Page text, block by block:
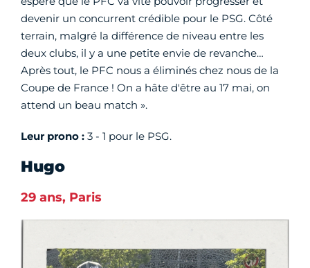
devenir un concurrent crédible pour le PSG. Côté
terrain, malgré la différence de niveau entre les
deux clubs, il y a une petite envie de revanche…
Après tout, le PFC nous a éliminés chez nous de la
Coupe de France ! On a hâte d'être au 17 mai, on
attend un beau match ».
Leur prono : 3 - 1 pour le PSG.
Hugo
29 ans, Paris